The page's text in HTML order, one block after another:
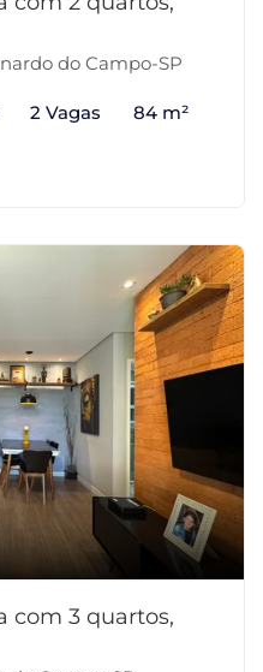
do Campo-SP
2 Vagas 84 m²
com 3 quartos,